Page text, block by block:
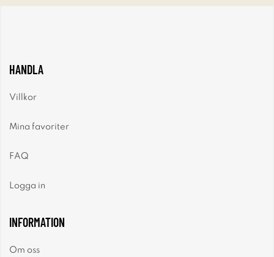
HANDLA
Villkor
Mina favoriter
FAQ
Logga in
INFORMATION
Om oss